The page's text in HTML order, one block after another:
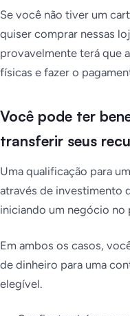
Se você não tiver um
quiser comprar nessas
provavelmente terá que
físicas e fazer o
Você pode ter
transferir seus
Uma qualificação para
através de investimento
iniciando um negócio no
Em ambos os casos,
de dinheiro para uma
elegível.